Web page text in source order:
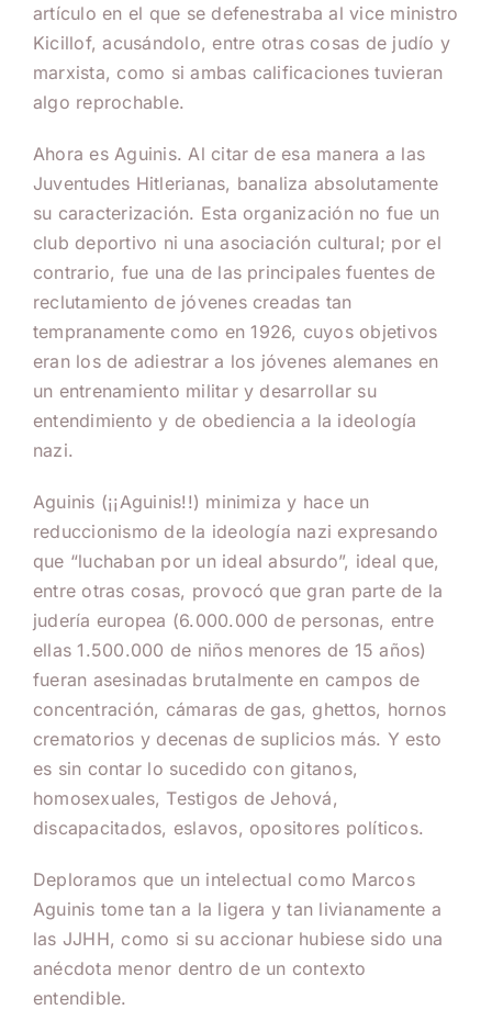
artículo en el que se defenestraba al vice ministro
Kicillof, acusándolo, entre otras cosas de judío y
marxista, como si ambas calificaciones tuvieran
algo reprochable.
Ahora es Aguinis. Al citar de esa manera a las
Juventudes Hitlerianas, banaliza absolutamente
su caracterización. Esta organización no fue un
club deportivo ni una asociación cultural; por el
contrario, fue una de las principales fuentes de
reclutamiento de jóvenes creadas tan
tempranamente como en 1926, cuyos objetivos
eran los de adiestrar a los jóvenes alemanes en
un entrenamiento militar y desarrollar su
entendimiento y de obediencia a la ideología
nazi.
Aguinis (¡¡Aguinis!!) minimiza y hace un
reduccionismo de la ideología nazi expresando
que “luchaban por un ideal absurdo”, ideal que,
entre otras cosas, provocó que gran parte de la
judería europea (6.000.000 de personas, entre
ellas 1.500.000 de niños menores de 15 años)
fueran asesinadas brutalmente en campos de
concentración, cámaras de gas, ghettos, hornos
crematorios y decenas de suplicios más. Y esto
es sin contar lo sucedido con gitanos,
homosexuales, Testigos de Jehová,
discapacitados, eslavos, opositores políticos.
Deploramos que un intelectual como Marcos
Aguinis tome tan a la ligera y tan livianamente a
las JJHH, como si su accionar hubiese sido una
anécdota menor dentro de un contexto
entendible.